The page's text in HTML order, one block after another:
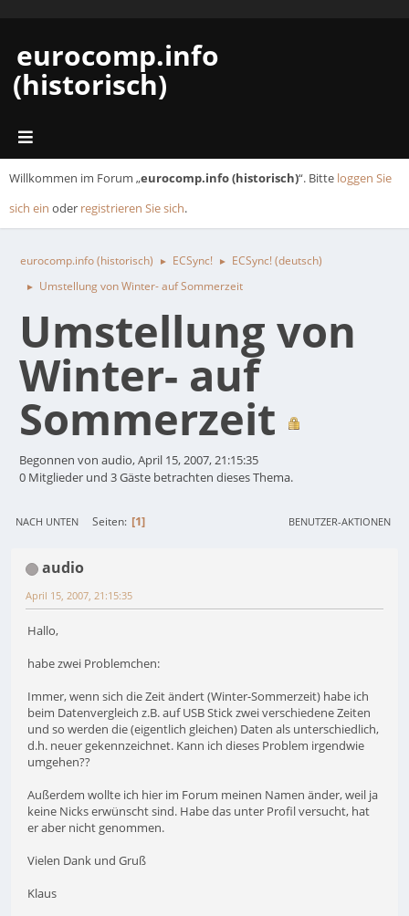
eurocomp.info
(historisch)
Willkommen im Forum „eurocomp.info (historisch)“. Bitte loggen Sie
sich ein oder registrieren Sie sich.
eurocomp.info (historisch) ► ECSync! ► ECSync! (deutsch)
► Umstellung von Winter- auf Sommerzeit
Umstellung von
Winter- auf
Sommerzeit
Begonnen von audio, April 15, 2007, 21:15:35
0 Mitglieder und 3 Gäste betrachten dieses Thema.
NACH UNTEN Seiten 1 BENUTZER-AKTIONEN
audio
April 15, 2007, 21:15:35
Hallo,
habe zwei Problemchen:
Immer, wenn sich die Zeit ändert (Winter-Sommerzeit) habe ich
beim Datenvergleich z.B. auf USB Stick zwei verschiedene Zeiten
und so werden die (eigentlich gleichen) Daten als unterschiedlich,
d.h. neuer gekennzeichnet. Kann ich dieses Problem irgendwie
umgehen??
Außerdem wollte ich hier im Forum meinen Namen änder, weil ja
keine Nicks erwünscht sind. Habe das unter Profil versucht, hat
er aber nicht genommen.
Vielen Dank und Gruß
Klaus